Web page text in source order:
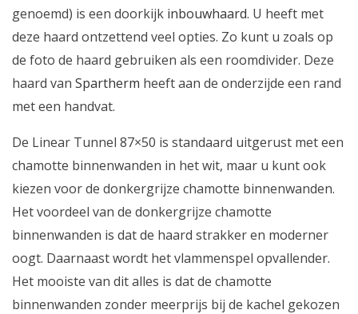
genoemd) is een doorkijk inbouwhaard. U heeft met
deze haard ontzettend veel opties. Zo kunt u zoals op
de foto de haard gebruiken als een roomdivider. Deze
haard van Spartherm heeft aan de onderzijde een rand
met een handvat.
De Linear Tunnel 87×50 is standaard uitgerust met een
chamotte binnenwanden in het wit, maar u kunt ook
kiezen voor de donkergrijze chamotte binnenwanden.
Het voordeel van de donkergrijze chamotte
binnenwanden is dat de haard strakker en moderner
oogt. Daarnaast wordt het vlammenspel opvallender.
Het mooiste van dit alles is dat de chamotte
binnenwanden zonder meerprijs bij de kachel gekozen